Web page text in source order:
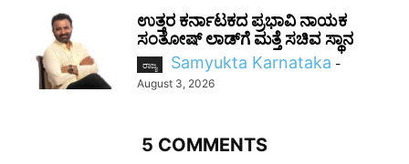
ಉತ್ತರ ಕರ್ನಾಟಕದ ಪ್ರಭಾವಿ ನಾಯಕ
ಸಂತೋಷ್‌ ಲಾಡ್‌ಗೆ ಮತ್ತೆ ಸಚಿವ ಸ್ಥಾನ
ರಾಜ್ಯ Samyukta Karnataka -
August 3, 2026
5 COMMENTS